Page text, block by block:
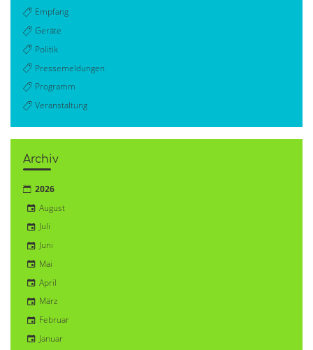
Empfang
Geräte
Politik
Pressemeldungen
Programm
Veranstaltung
Archiv
2026
August
Juli
Juni
Mai
April
März
Februar
Januar